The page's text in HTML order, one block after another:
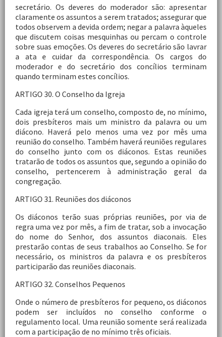
secretário. Os deveres do moderador são: apresentar
claramente os assuntos a serem tratados; assegurar que
todos observem a devida ordem; negar a palavra àqueles
que discutem coisas mesquinhas ou percam o controle
sobre suas emoções. Os deveres do secretário são lavrar
a ata e cuidar da correspondência. Os cargos do
moderador e do secretário dos concílios terminam
quando terminam estes concílios.
ARTIGO 30. O Conselho da Igreja
Cada igreja terá um conselho, composto de, no mínimo,
dois presbíteros mais um ministro da palavra ou um
diácono. Haverá pelo menos uma vez por mês uma
reunião do conselho. Também haverá reuniões regulares
do conselho junto com os diáconos. Estas reuniões
tratarão de todos os assuntos que, segundo a opinião do
conselho, pertencerem à administração geral da
congregação.
ARTIGO 31. Reuniões dos diáconos
Os diáconos terão suas próprias reuniões, por via de
regra uma vez por mês, a fim de tratar, sob a invocação
do nome do Senhor, dos assuntos diaconais. Eles
prestarão contas de seus trabalhos ao Conselho. Se for
necessário, os ministros da palavra e os presbíteros
participarão das reuniões diaconais.
ARTIGO 32. Conselhos Pequenos
Onde o número de presbíteros for pequeno, os diáconos
podem ser incluídos no conselho conforme o
regulamento local. Uma reunião somente será realizada
com a participação de no mínimo três oficiais.